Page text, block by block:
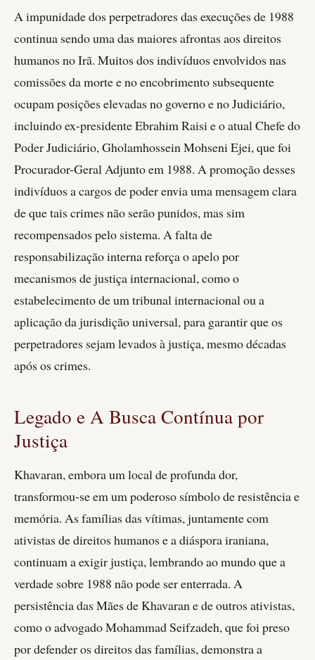
A impunidade dos perpetradores das execuções de 1988
continua sendo uma das maiores afrontas aos direitos
humanos no Irã. Muitos dos indivíduos envolvidos nas
comissões da morte e no encobrimento subsequente
ocupam posições elevadas no governo e no Judiciário,
incluindo ex-presidente Ebrahim Raisi e o atual Chefe do
Poder Judiciário, Gholamhossein Mohseni Ejei, que foi
Procurador-Geral Adjunto em 1988. A promoção desses
indivíduos a cargos de poder envia uma mensagem clara
de que tais crimes não serão punidos, mas sim
recompensados pelo sistema. A falta de
responsabilização interna reforça o apelo por
mecanismos de justiça internacional, como o
estabelecimento de um tribunal internacional ou a
aplicação da jurisdição universal, para garantir que os
perpetradores sejam levados à justiça, mesmo décadas
após os crimes.
Legado e A Busca Contínua por
Justiça
Khavaran, embora um local de profunda dor,
transformou-se em um poderoso símbolo de resistência e
memória. As famílias das vítimas, juntamente com
ativistas de direitos humanos e a diáspora iraniana,
continuam a exigir justiça, lembrando ao mundo que a
verdade sobre 1988 não pode ser enterrada. A
persistência das Mães de Khavaran e de outros ativistas,
como o advogado Mohammad Seifzadeh, que foi preso
por defender os direitos das famílias, demonstra a